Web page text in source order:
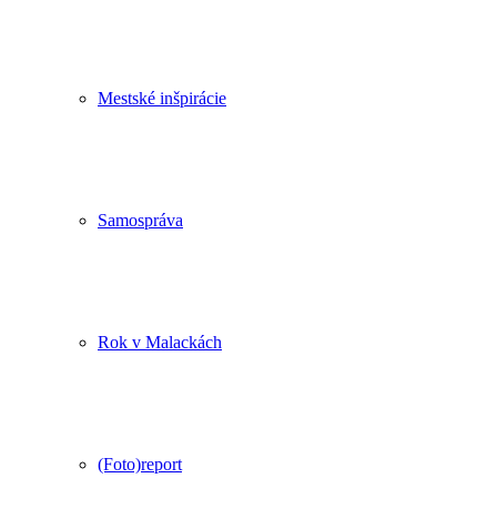
Mestské inšpirácie
Samospráva
Rok v Malackách
(Foto)report